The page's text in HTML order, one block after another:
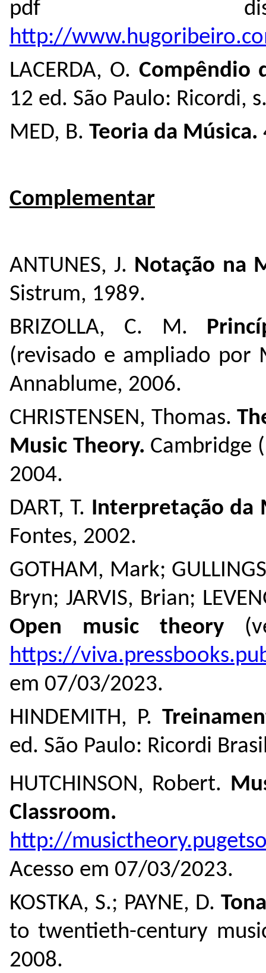
pdf
http://
LACERDA, O. Compêndio
12 ed. São Paulo: Ricordi,
MED, B. Teoria da Música.
Complementar
ANTUNES, J. Notação na
Sistrum, 1989.
BRIZOLLA, C. M.
(revisado e ampliado por
Annablume, 2006.
CHRISTENSEN, Thomas.
Music Theory. Cambridge
2004.
DART, T. Interpretação da
Fontes, 2002.
GOTHAM, Mark;
Bryn; JARVIS, Brian;
Open music theory
https://
em 07/03/2023.
HINDEMITH, P.
ed. São Paulo: Ricordi
HUTCHINSON, Robert.
Classroom.
http://
Acesso em 07/03/2023.
KOSTKA, S.; PAYNE, D.
to twentieth-century
2008.